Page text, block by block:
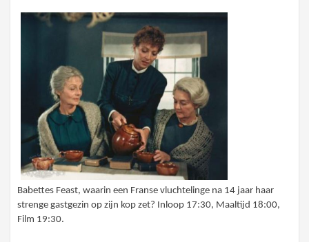
Babettes Feast, waarin een Franse vluchtelinge na 14 jaar haar
strenge gastgezin op zijn kop zet? Inloop 17:30, Maaltijd 18:00,
Film 19:30.